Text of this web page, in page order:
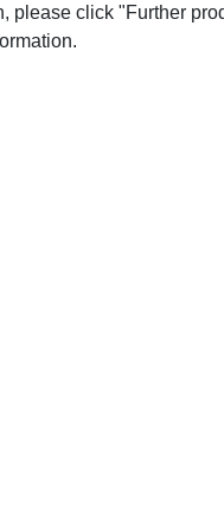
please click "Further